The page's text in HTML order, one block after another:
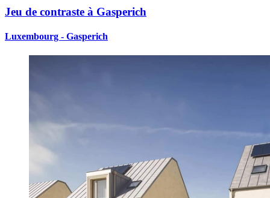
Jeu de contraste à Gasperich
Luxembourg - Gasperich